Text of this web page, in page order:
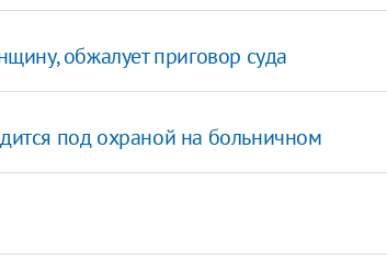
обжалует приговор суда
под охраной на больничном